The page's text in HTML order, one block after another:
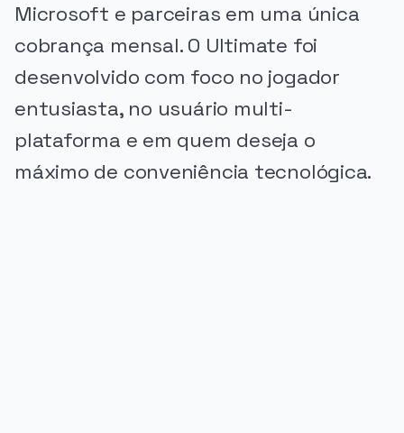
Microsoft e parceiras em uma única
cobrança mensal. O Ultimate foi
desenvolvido com foco no jogador
entusiasta, no usuário multi-
plataforma e em quem deseja o
máximo de conveniência tecnológica.